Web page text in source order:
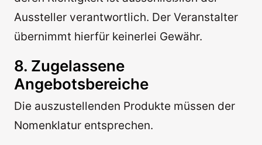
Aussteller verantwortlich. Der Veranstalter
übernimmt hierfür keinerlei Gewähr.
8. Zugelassene
Angebotsbereiche
Die auszustellenden Produkte müssen der
Nomenklatur entsprechen.